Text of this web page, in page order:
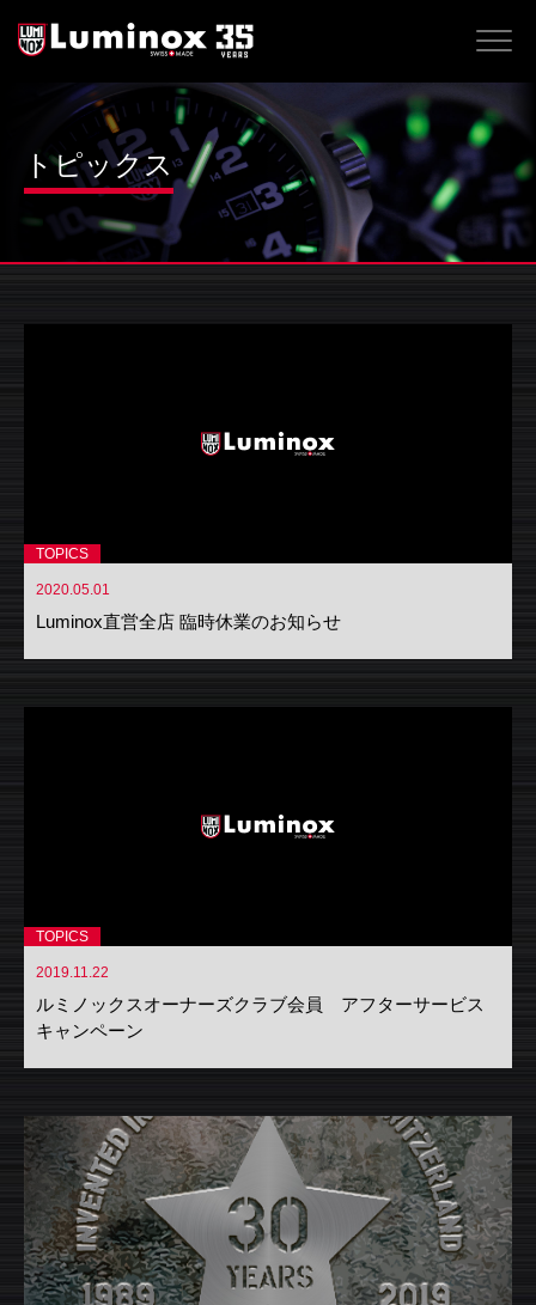
トピックス
TOPICS
2020.05.01
Luminox直営全店 臨時休業のお知らせ
TOPICS
2019.11.22
ルミノックスオーナーズクラブ会員 アフターサービス
キャンペーン